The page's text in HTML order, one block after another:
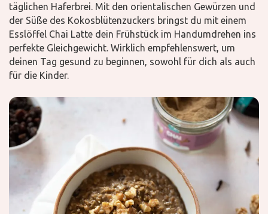
Kontakt
Downloads
täglichen Haferbrei. Mit den orientalischen Gewürzen und
der Süße des Kokosblütenzuckers bringst du mit einem
Esslöffel Chai Latte dein Frühstück im Handumdrehen ins
perfekte Gleichgewicht. Wirklich empfehlenswert, um
deinen Tag gesund zu beginnen, sowohl für dich als auch
für die Kinder.